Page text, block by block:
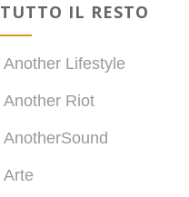
TUTTO IL RESTO
Another Lifestyle
Another Riot
AnotherSound
Arte